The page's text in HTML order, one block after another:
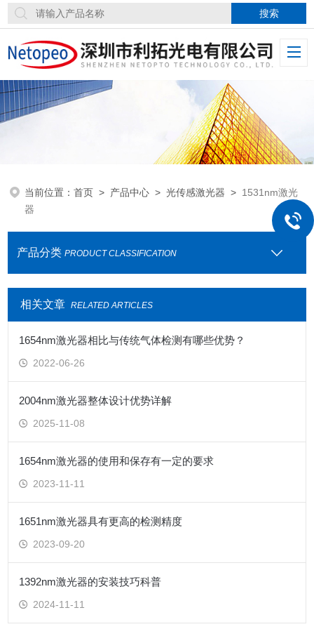
当前位置：首页 > 产品中心 >光传感激光器 > 1531nm激光
器
产品分类 PRODUCT CLASSIFICATION
相关文章 RELATED ARTICLES
1654nm激光器相比与传统气体检测有哪些优势？
2022-06-26
2004nm激光器整体设计优势详解
2025-11-08
1654nm激光器的使用和保存有一定的要求
2023-11-11
1651nm激光器具有更高的检测精度
2023-09-20
1392nm激光器的安装技巧科普
2024-11-11